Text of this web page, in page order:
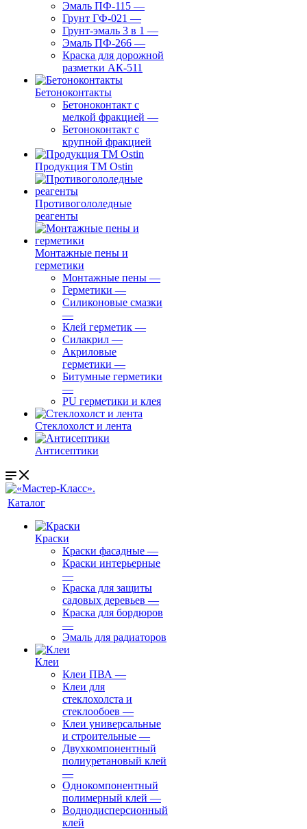
Эмаль ПФ-115 —
Грунт ГФ-021 —
Грунт-эмаль 3 в 1 —
Эмаль ПФ-266 —
Краска для дорожной
разметки АК-511
Бетоноконтакты
Бетоноконтакт с
мелкой фракцией —
Бетоноконтакт с
крупной фракцией
Продукция ТМ Ostin
Противогололедные
реагенты
Монтажные пены и
герметики
Монтажные пены —
Герметики —
Силиконовые смазки
—
Клей герметик —
Силакрил —
Акриловые
герметики —
Битумные герметики
—
PU герметики и клея
Стеклохолст и лента
Антисептики
Каталог
Краски
Краски фасадные —
Краски интерьерные
—
Краска для защиты
садовых деревьев —
⁠Краска для бордюров
—
Эмаль для радиаторов
Клеи
Клеи ПВА —
Клеи для
стеклохолста и
стеклообоев —
Клеи универсальные
и строительные —
Двухкомпонентный
полиуретановый клей
—
Однокомпонентный
полимерный клей —
Воднодисперсионный
клей